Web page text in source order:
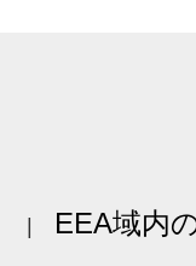
EEA域内